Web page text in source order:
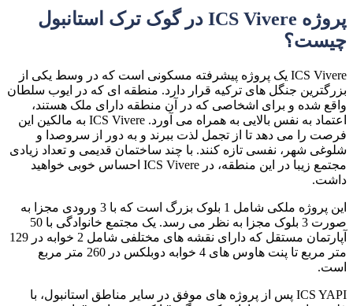
پروژه ICS Vivere در گوک ترک استانبول
چیست؟
ICS Vivere یک پروژه پیشرفته مسکونی است که در وسط یکی از
بزرگترین جنگل های ترکیه قرار دارد. منطقه ای که در ایوب سلطان
واقع شده و برای اشخاصی که در آن منطقه دارای ملک هستند،
اعتماد به نفس بالایی به همراه می آورد. ICS Vivere به مالکین این
فرصت را می دهد تا از تجمل لذت ببرند و به دور از سروصدا و
شلوغی شهر، نفسی تازه کنند. با چند ساختمان قدیمی و تعداد زیادی
مجتمع زیبا در این منطقه، در ICS Vivere احساس خوبی خواهید
داشت.
این پروژه ملکی شامل 1 بلوک بزرگ است که با 3 ورودی مجزا به
صورت 3 بلوک مجزا به نظر می رسد. یک مجتمع خانوادگی با 50
آپارتمان مستقل که دارای نقشه های مختلفی شامل 2 خوابه در 129
متر مربع تا پنت هاوس های 4 خوابه دوبلکس در 260 متر مربع
است.
ICS YAPI پس از پروژه های موفق در سایر مناطق استانبول، با